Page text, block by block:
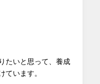
たいと思って、養成
ています。